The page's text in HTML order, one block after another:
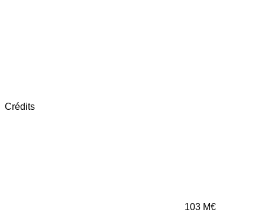
Crédits
103 M€